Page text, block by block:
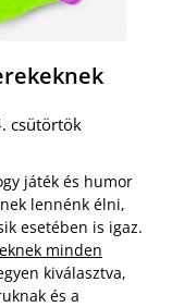
csütörtök
játék és humor
lennénk élni,
esetében is igaz.
minden
kiválasztva,
és a